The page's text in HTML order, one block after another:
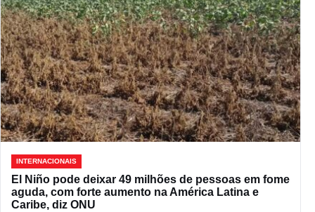
INTERNACIONAIS
El Niño pode deixar 49 milhões de pessoas em fome
aguda, com forte aumento na América Latina e
Caribe, diz ONU